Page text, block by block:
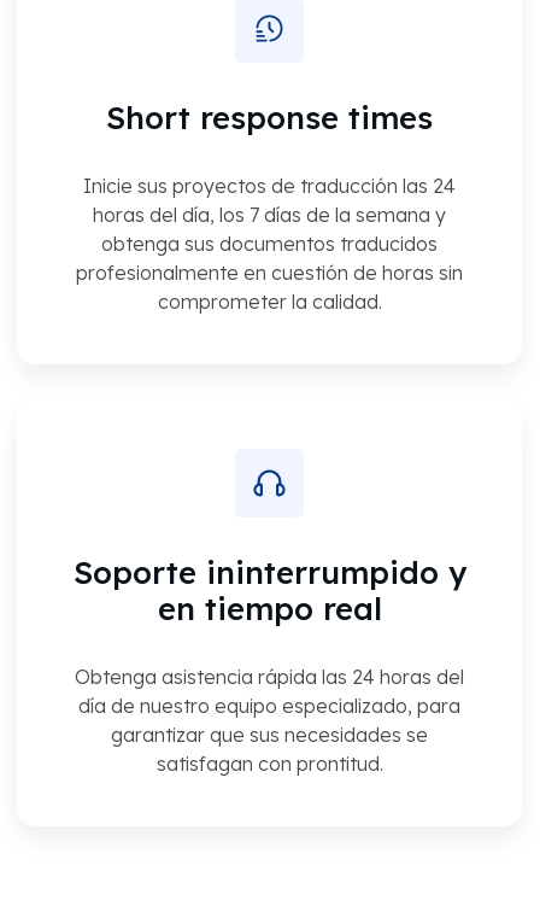
Short response times
Inicie sus proyectos de traducción las 24
horas del día, los 7 días de la semana y
obtenga sus documentos traducidos
profesionalmente en cuestión de horas sin
comprometer la calidad.
Soporte ininterrumpido y
en tiempo real
Obtenga asistencia rápida las 24 horas del
día de nuestro equipo especializado, para
garantizar que sus necesidades se
satisfagan con prontitud.